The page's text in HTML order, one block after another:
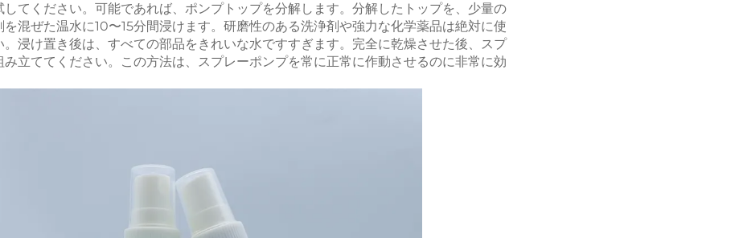
してください。可能であれば、ポンプトップを分解します。分解したトップを、少量の
混ぜた温水に10〜15分間浸けます。研磨性のある洗浄剤や強力な化学薬品は絶対に使
。浸け置き後は、すべての部品をきれいな水ですすぎます。完全に乾燥させた後、スプ
み立ててください。この方法は、スプレーポンプを常に正常に作動させるのに非常に効